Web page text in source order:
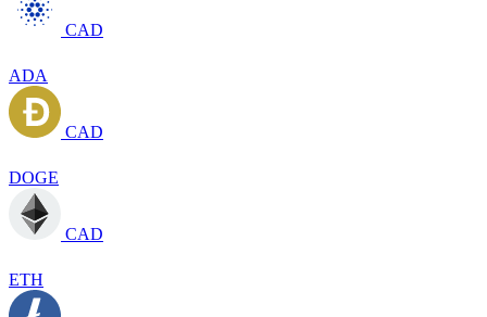
CAD
ADA
CAD
DOGE
CAD
ETH